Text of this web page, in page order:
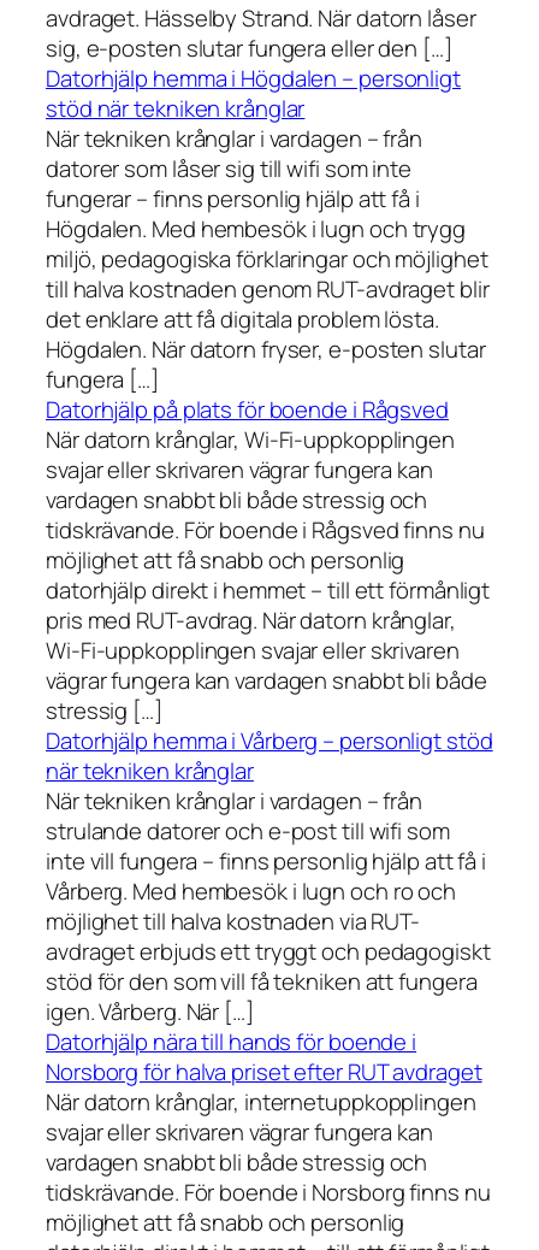
avdraget. Hässelby Strand. När datorn låser
sig, e-posten slutar fungera eller den […]
Datorhjälp hemma i Högdalen – personligt
stöd när tekniken krånglar
När tekniken krånglar i vardagen – från
datorer som låser sig till wifi som inte
fungerar – finns personlig hjälp att få i
Högdalen. Med hembesök i lugn och trygg
miljö, pedagogiska förklaringar och möjlighet
till halva kostnaden genom RUT-avdraget blir
det enklare att få digitala problem lösta.
Högdalen. När datorn fryser, e-posten slutar
fungera […]
Datorhjälp på plats för boende i Rågsved
När datorn krånglar, Wi-Fi-uppkopplingen
svajar eller skrivaren vägrar fungera kan
vardagen snabbt bli både stressig och
tidskrävande. För boende i Rågsved finns nu
möjlighet att få snabb och personlig
datorhjälp direkt i hemmet – till ett förmånligt
pris med RUT-avdrag. När datorn krånglar,
Wi-Fi-uppkopplingen svajar eller skrivaren
vägrar fungera kan vardagen snabbt bli både
stressig […]
Datorhjälp hemma i Vårberg – personligt stöd
när tekniken krånglar
När tekniken krånglar i vardagen – från
strulande datorer och e-post till wifi som
inte vill fungera – finns personlig hjälp att få i
Vårberg. Med hembesök i lugn och ro och
möjlighet till halva kostnaden via RUT-
avdraget erbjuds ett tryggt och pedagogiskt
stöd för den som vill få tekniken att fungera
igen. Vårberg. När […]
Datorhjälp nära till hands för boende i
Norsborg för halva priset efter RUT avdraget
När datorn krånglar, internetuppkopplingen
svajar eller skrivaren vägrar fungera kan
vardagen snabbt bli både stressig och
tidskrävande. För boende i Norsborg finns nu
möjlighet att få snabb och personlig